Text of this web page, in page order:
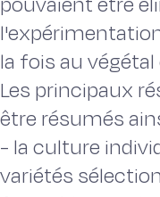
la fois au
Les principaux
être résumés
- la culture
variétés